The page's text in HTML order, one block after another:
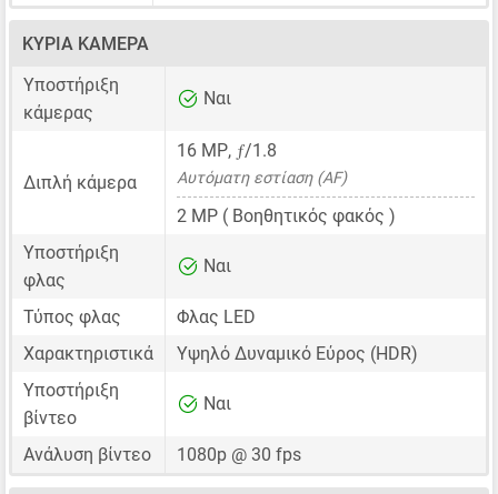
ΚΎΡΙΑ ΚΆΜΕΡΑ
Υποστήριξη
κάμερας
Ναι
Διπλή κάμερα
16 MP, ƒ/1.8
Αυτόματη εστίαση (AF)
2 MP ( Βοηθητικός φακός )
Υποστήριξη
φλας
Ναι
Τύπος φλας
Φλας LED
Χαρακτηριστικά
Υψηλό Δυναμικό Εύρος (HDR)
Υποστήριξη
βίντεο
Ναι
Ανάλυση βίντεο 1080p @ 30 fps